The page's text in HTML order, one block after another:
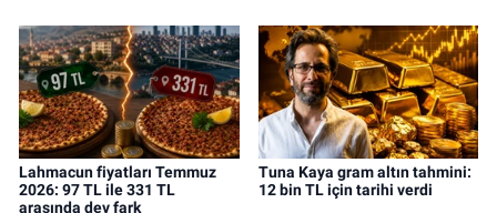
Lahmacun fiyatları Temmuz
2026: 97 TL ile 331 TL
arasında dev fark
Tuna Kaya gram altın tahmini:
12 bin TL için tarihi verdi